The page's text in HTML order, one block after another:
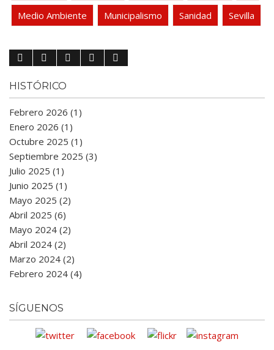
Medio Ambiente Municipalismo Sanidad Sevilla
HISTÓRICO
Febrero 2026 (1)
Enero 2026 (1)
Octubre 2025 (1)
Septiembre 2025 (3)
Julio 2025 (1)
Junio 2025 (1)
Mayo 2025 (2)
Abril 2025 (6)
Mayo 2024 (2)
Abril 2024 (2)
Marzo 2024 (2)
Febrero 2024 (4)
SÍGUENOS